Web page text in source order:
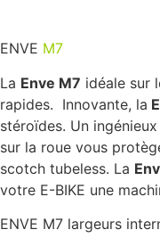
ENVE M7
La Enve M7 idéale sur
rapides. Innovante, la
stéroïdes. Un
sur la roue vous
scotch tubeless. La
votre E-BIKE une
ENVE M7 largeurs